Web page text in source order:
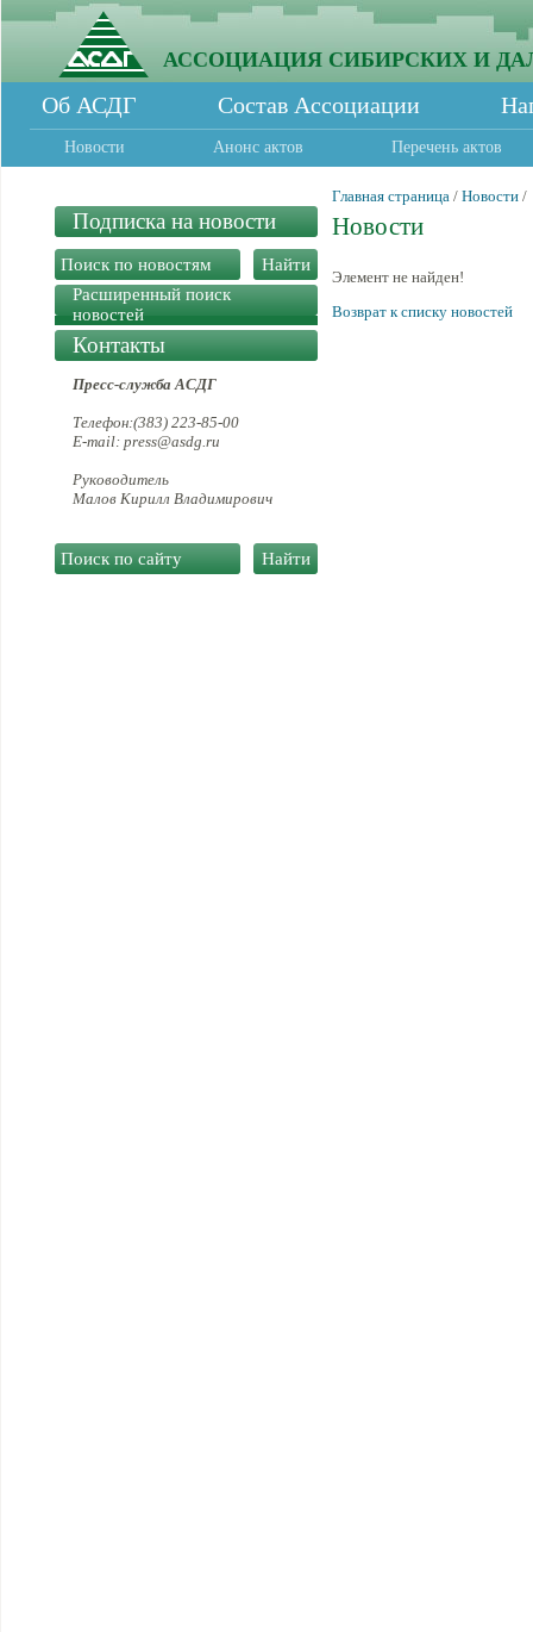
АССОЦИАЦИЯ СИБИРСКИХ И
Об АСДГ Состав Ассоциации
Новости Анонс актов Перечень актов
Подписка на новости
Расширенный поиск
новостей
Контакты
Пресс-служба АСДГ
Телефон:(383) 223-85-00
E-mail: press@asdg.ru
Руководитель
Малов Кирилл Владимирович
Главная страница / Новости /
Новости
Элемент не найден!
Возврат к списку новостей